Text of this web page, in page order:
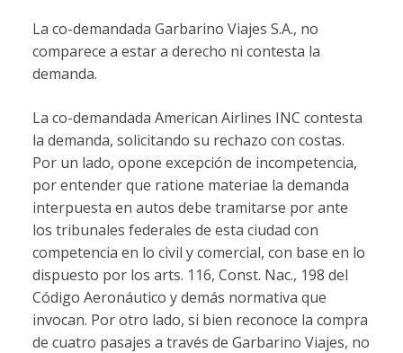
La co-demandada Garbarino Viajes S.A., no
comparece a estar a derecho ni contesta la
demanda.
La co-demandada American Airlines INC contesta
la demanda, solicitando su rechazo con costas.
Por un lado, opone excepción de incompetencia,
por entender que ratione materiae la demanda
interpuesta en autos debe tramitarse por ante
los tribunales federales de esta ciudad con
competencia en lo civil y comercial, con base en lo
dispuesto por los arts. 116, Const. Nac., 198 del
Código Aeronáutico y demás normativa que
invocan. Por otro lado, si bien reconoce la compra
de cuatro pasajes a través de Garbarino Viajes, no